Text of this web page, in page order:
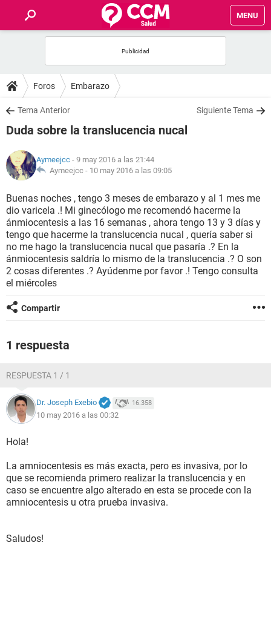
MENU
FOROS
SALUD
NUTRICIÓN
BIENESTAR
SEXUALIDAD
GLOSARIO
Foros Embarazo
Tema Anterior Siguiente Tema
Duda sobre la translucencia nucal
Aymeejcc - 9 may 2016 a las 21:44
Aymeejcc - 10 may 2016 a las 09:05
Buenas noches , tengo 3 meses de embarazo y al 1 mes me
dio varicela .! Mi ginecólogo me recomendó hacerme la
ánmiocentesis a las 16 semanas , ahora tengo 13 y 3 días y
tengo que hacerme la translucencia nucal , quería saber si
no me hago la translucencia nucal que pasaría .? En la
ánmiocentesis saldría lo mismo de la translucencia .? O son
2 cosas diferentes .? Ayúdenme por favor .! Tengo consulta
el miércoles
Compartir
1 respuesta
RESPUESTA 1 / 1
Dr. Joseph Exebio 16.358
10 may 2016 a las 00:32
Hola!
La amniocentesis es más exacta, pero es invasiva, por lo
que se recomienda primero realizar la translucencia y en
caso se encuentre algo alterado en esta se procede con la
amniocentesis u otra prueba invasiva.
Saludos!